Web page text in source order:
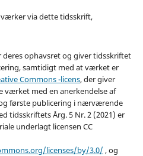
via dette tidsskrift,
deres ophavsret og giver tidsskriftet
samtidigt med at værket er
Commons -licens, der giver
værket med en anerkendelse af
første publicering i nærværende
tidsskriftets Årg. 5 Nr. 2 (2021) er
underlagt licensen CC
licenses/by/3.0/ , og